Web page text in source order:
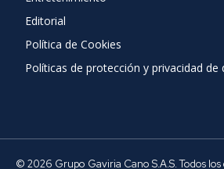
Editorial
Política de Cookies
Políticas de protección y privacidad de
© 2026 Grupo Gaviria Cano S.A.S. Todos